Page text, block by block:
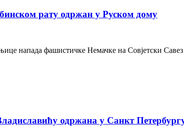
рату одржан у Руском дому
напада фашистичке Немачке на Совјетски
одржана у Санкт